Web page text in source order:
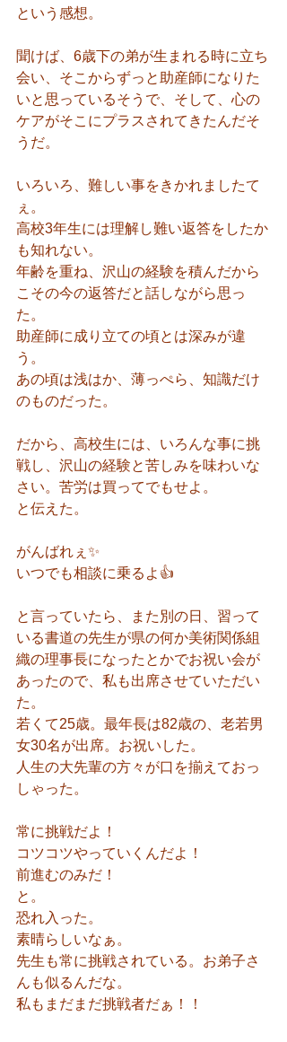
という感想。
聞けば、6歳下の弟が生まれる時に立ち
会い、そこからずっと助産師になりた
いと思っているそうで、そして、心の
ケアがそこにプラスされてきたんだそ
うだ。
いろいろ、難しい事をきかれましたて
ぇ。
高校3年生には理解し難い返答をしたか
も知れない。
年齢を重ね、沢山の経験を積んだから
こその今の返答だと話しながら思っ
た。
助産師に成り立ての頃とは深みが違
う。
あの頃は浅はか、薄っぺら、知識だけ
のものだった。
だから、高校生には、いろんな事に挑
戦し、沢山の経験と苦しみを味わいな
さい。苦労は買ってでもせよ。
と伝えた。
がんばれぇ✨
いつでも相談に乗るよ👍
と言っていたら、また別の日、習って
いる書道の先生が県の何か美術関係組
織の理事長になったとかでお祝い会が
あったので、私も出席させていただい
た。
若くて25歳。最年長は82歳の、老若男
女30名が出席。お祝いした。
人生の大先輩の方々が口を揃えておっ
しゃった。
常に挑戦だよ！
コツコツやっていくんだよ！
前進むのみだ！
と。
恐れ入った。
素晴らしいなぁ。
先生も常に挑戦されている。お弟子さ
んも似るんだな。
私もまだまだ挑戦者だぁ！！